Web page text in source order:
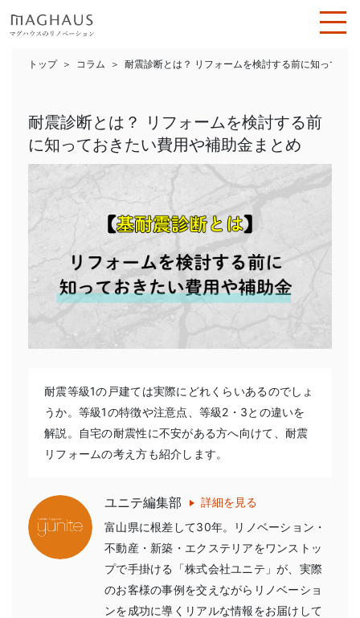
トップ コラム 耐震診断とは？ リフォームを検討する前に知ってお
耐震診断とは？ リフォームを検討する前
に知っておきたい費用や補助金まとめ
耐震等級1の戸建ては実際にどれくらいあるのでしょ
うか。等級1の特徴や注意点、等級2・3との違いを
解説。自宅の耐震性に不安がある方へ向けて、耐震
リフォームの考え方も紹介します。
ユニテ編集部
詳細を見る
富山県に根差して30年。リノベーション・
不動産・新築・エクステリアをワンストッ
プで手掛ける「株式会社ユニテ」が、実際
のお客様の事例を交えながらリノベーショ
ンを成功に導くリアルな情報をお届けして